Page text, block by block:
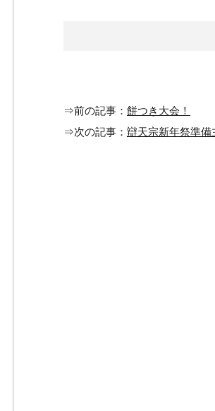
⇒前の記事： 餅つき大会！
⇒次の記事： 辯天宗新年祭準